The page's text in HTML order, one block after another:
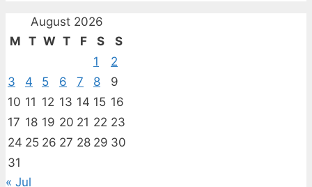
August 2026
M T W T F S
S
1
2
3
4 5 6 7 8
9
10 11 12 13 14 15 16
17 18 19 20 21 22 23
24 25 26 27 28 29 30
31
« Jul